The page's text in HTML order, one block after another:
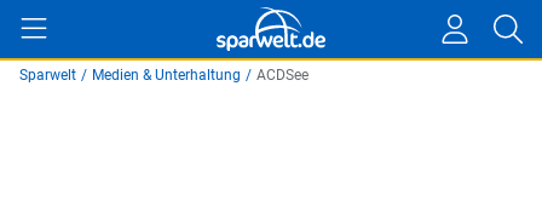
Sparwelt / Medien & Unterhaltung / ACDSee